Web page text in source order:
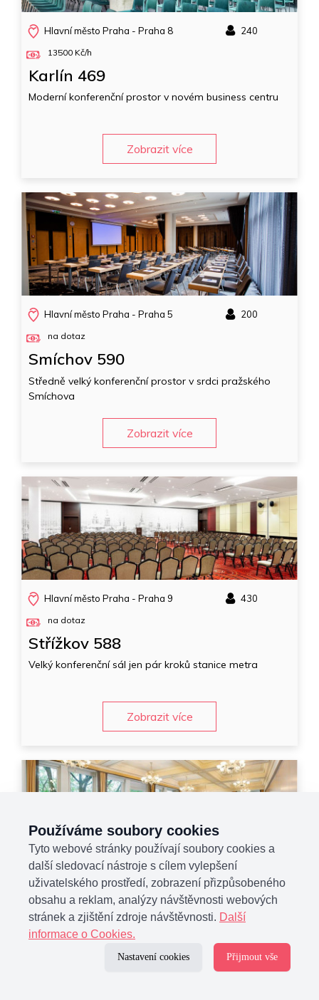
Hlavní město Praha - Praha 8 240
13500 Kč/h
Karlín 469
Moderní konferenční prostor v novém business centru
Zobrazit více
Hlavní město Praha - Praha 5 200
na dotaz
Smíchov 590
Středně velký konferenční prostor v srdci pražského
Smíchova
Zobrazit více
Hlavní město Praha - Praha 9 430
na dotaz
Střížkov 588
Velký konferenční sál jen pár kroků stanice metra
Zobrazit více
Hlavní město Praha - Praha 6 70
na dotaz
Dejvice 582
Středně velký konferenční sál v širším centru Prahy
Používáme soubory cookies
Tyto webové stránky používají soubory cookies a
další sledovací nástroje s cílem vylepšení
uživatelského prostředí, zobrazení přizpůsobeného
obsahu a reklam, analýzy návštěvnosti webových
stránek a zjištění zdroje návštěvnosti. Další
informace o Cookies.
Nastavení cookies Přijmout vše